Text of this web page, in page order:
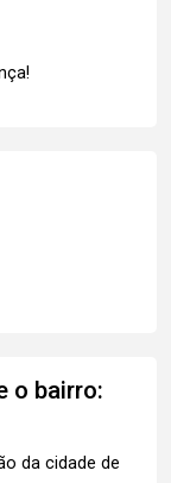
o bairro:
da cidade de